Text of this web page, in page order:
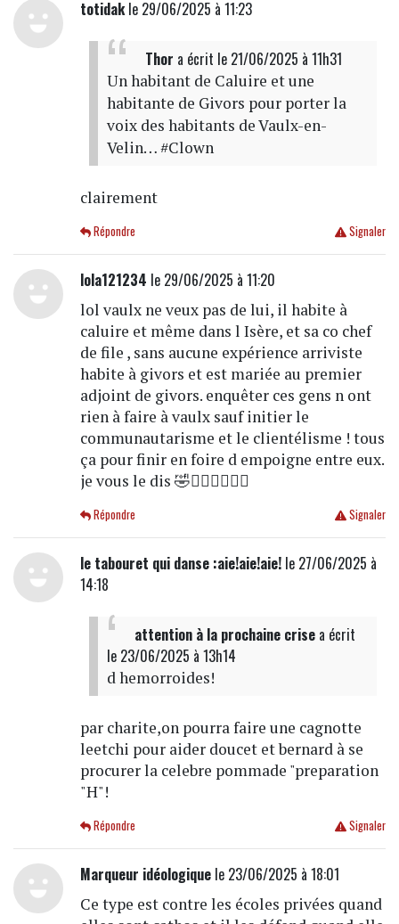
totidakle 29/06/2025 à 11:23
Thor a écrit le 21/06/2025 à 11h31
Un habitant de Caluire et une
habitante de Givors pour porter la
voix des habitants de Vaulx-en-
Velin… #Clown
clairement
Signaler
Répondre
lola121234 le 29/06/2025 à 11:20
lol vaulx ne veux pas de lui, il habite à
caluire et même dans l Isère, et sa co chef
de file , sans aucune expérience arriviste
habite à givors et est mariée au premier
adjoint de givors. enquêter ces gens n ont
rien à faire à vaulx sauf initier le
communautarisme et le clientélisme ! tous
ça pour finir en foire d empoigne entre eux.
je vous le dis 🤣🤦‍♀️🤦‍♀️🤦‍♀️
Signaler
Répondre
le tabouret qui danse :aie!aie!aie!le 27/06/2025 à
14:18
attention à la prochaine crisea écrit
le 23/06/2025 à 13h14
d hemorroides!
par charite,on pourra faire une cagnotte
leetchi pour aider doucet et bernard à se
procurer la celebre pommade "preparation
"H"!
Signaler
Répondre
Marqueur idéologiquele 23/06/2025 à 18:01
Ce type est contre les écoles privées quand